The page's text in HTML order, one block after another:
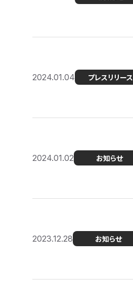
2024.01.04 プレスリリース
2024.01.02 お知らせ
2023.12.28 お知らせ